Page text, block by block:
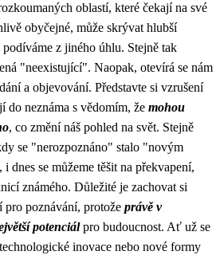
oblastí, které čekají na své
obyčejné, může skrývat hlubší
z jiného úhlu. Stejně tak
"neexistující". Naopak, otevírá se nám
a objevování. Představte si vzrušení
do neznáma s vědomím, že mohou
, co změní náš pohled na svět. Stejně
se "nerozpoznáno" stalo "novým
dnes se můžeme těšit na překvapení,
známého. Důležité je zachovat si
pro poznávání, protože právě v
potenciálpro budoucnost. Ať už se
inovace nebo nové formy